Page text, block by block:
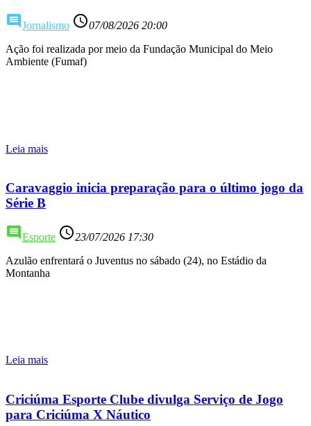
comment Jornalismo access_time07/08/2026 20:00
Ação foi realizada por meio da Fundação Municipal do Meio
Ambiente (Fumaf)
Leia mais
Caravaggio inicia preparação para o último jogo da
Série B
comment Esporte access_time23/07/2026 17:30
Azulão enfrentará o Juventus no sábado (24), no Estádio da
Montanha
Leia mais
Criciúma Esporte Clube divulga Serviço de Jogo
para Criciúma X Náutico